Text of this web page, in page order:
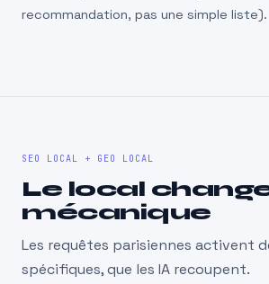
recommandation, pas une simple liste).
SEO LOCAL + GEO LOCAL
Le local
mécanique
Les requêtes parisiennes activent
spécifiques, que les IA recoupent.